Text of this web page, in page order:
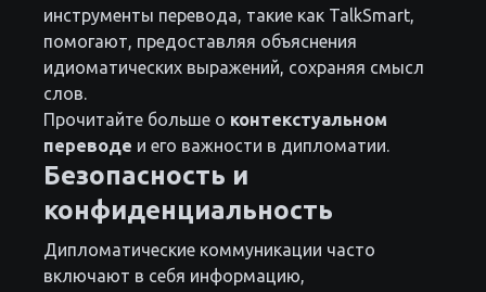
инструменты перевода, такие как TalkSmart,
помогают, предоставляя объяснения
идиоматических выражений, сохраняя смысл
слов.
Прочитайте больше о контекстуальном
переводе и его важности в дипломатии.
Безопасность и
конфиденциальность
Дипломатические коммуникации часто
включают в себя информацию,